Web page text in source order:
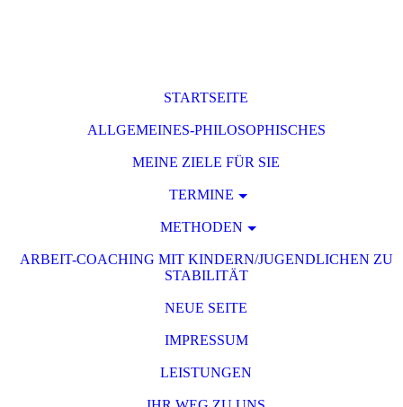
STARTSEITE
ALLGEMEINES-PHILOSOPHISCHES
MEINE ZIELE FÜR SIE
TERMINE
METHODEN
ARBEIT-COACHING MIT KINDERN/JUGENDLICHEN ZU
STABILITÄT
NEUE SEITE
IMPRESSUM
LEISTUNGEN